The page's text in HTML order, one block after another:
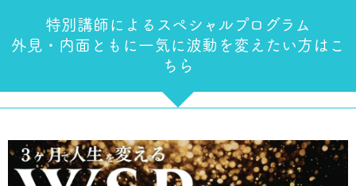
特別講師によるスペシャルプログラム
外見・内面ともに一気に波動を変えたい方はこ
ちら